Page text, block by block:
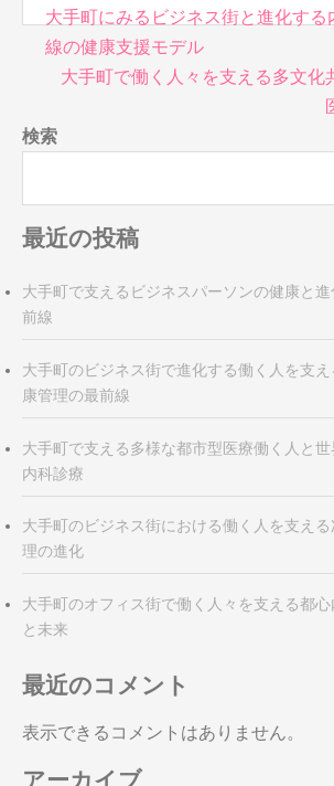
投
稿
ナ
ゲ
ー
ョ
ン
大手町にみるビジネス街と進化する
線の健康支援モデル
大手町で働く人々を支える多文化
検索
最近の投稿
大手町で支えるビジネスパーソンの健康と
前線
大手町のビジネス街で進化する働く人を支
康管理の最前線
大手町で支える多様な都市型医療働く人と
内科診療
大手町のビジネス街における働く人を支え
理の進化
大手町のオフィス街で働く人々を支える都
と未来
最近のコメント
表示できるコメントはありません。
アーカイブ